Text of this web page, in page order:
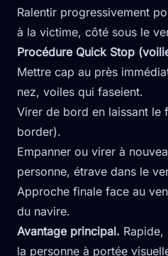
Ralentir progressivement
à la victime, côté sous le
Procédure Quick Stop
Mettre cap au près
nez, voiles qui faseient.
Virer de bord en laissant le
border).
Empanner ou virer à
personne, étrave dans le
Approche finale face au
du navire.
Avantage principal.
la personne à portée